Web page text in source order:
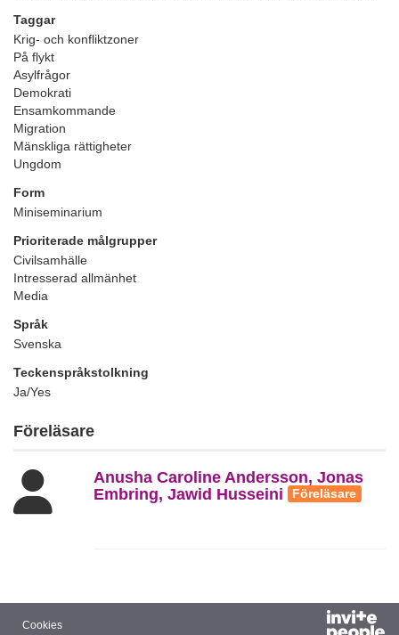
Taggar
Krig- och konfliktzoner
På flykt
Asylfrågor
Demokrati
Ensamkommande
Migration
Mänskliga rättigheter
Ungdom
Form
Miniseminarium
Prioriterade målgrupper
Civilsamhälle
Intresserad allmänhet
Media
Språk
Svenska
Teckenspråkstolkning
Ja/Yes
Föreläsare
Anusha Caroline Andersson, Jonas
Embring, Jawid Husseini
Föreläsare
Cookies